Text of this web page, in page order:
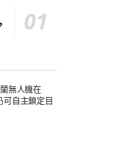
無人機在
可自主鎖定目